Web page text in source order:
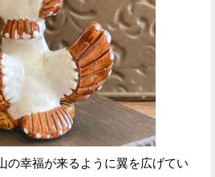
の幸福が来るように翼を広げてい